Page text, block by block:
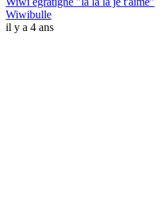
Wiwibulle
il y a 4 ans